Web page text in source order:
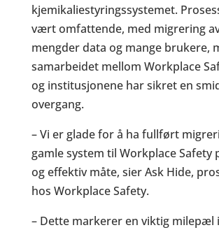
kjemikaliestyringssystemet.
vært omfattende, med migrering
mengder data og mange brukere,
samarbeidet mellom Workplace
og institusjonene har sikret en
overgang.
– Vi er glade for å ha fullført
gamle system til Workplace Safety
og effektiv måte, sier Ask Hide,
hos Workplace Safety.
– Dette markerer en viktig milepæl